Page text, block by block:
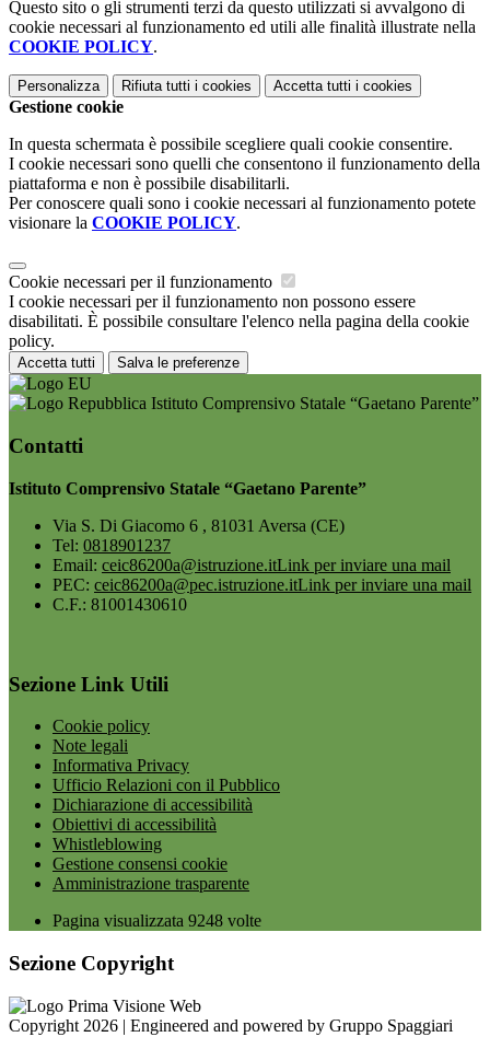
Questo sito o gli strumenti terzi da questo utilizzati si avvalgono di
cookie necessari al funzionamento ed utili alle finalità illustrate nella
COOKIE POLICY.
Personalizza Rifiuta tutti i cookies Accetta tutti i cookies
Gestione cookie
In questa schermata è possibile scegliere quali cookie consentire.
I cookie necessari sono quelli che consentono il funzionamento della
piattaforma e non è possibile disabilitarli.
Per conoscere quali sono i cookie necessari al funzionamento potete
visionare la COOKIE POLICY.
Cookie necessari per il funzionamento
I cookie necessari per il funzionamento non possono essere
disabilitati. È possibile consultare l'elenco nella pagina della cookie
policy.
Accetta tutti Salva le preferenze
Istituto Comprensivo Statale “Gaetano Parente”
Contatti
Istituto Comprensivo Statale “Gaetano Parente”
Via S. Di Giacomo 6 , 81031 Aversa (CE)
Tel: 0818901237
Email: ceic86200a@istruzione.itLink per inviare una mail
PEC: ceic86200a@pec.istruzione.itLink per inviare una mail
C.F.: 81001430610
Sezione Link Utili
Cookie policy
Note legali
Informativa Privacy
Ufficio Relazioni con il Pubblico
Dichiarazione di accessibilità
Obiettivi di accessibilità
Whistleblowing
Gestione consensi cookie
Amministrazione trasparente
Pagina visualizzata 9248 volte
Sezione Copyright
Copyright 2026 | Engineered and powered by Gruppo Spaggiari